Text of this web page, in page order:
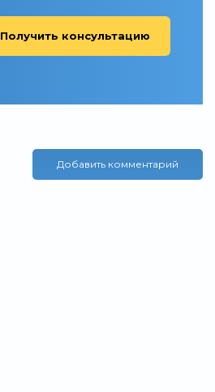
Получить консультацию
Добавить комментарий